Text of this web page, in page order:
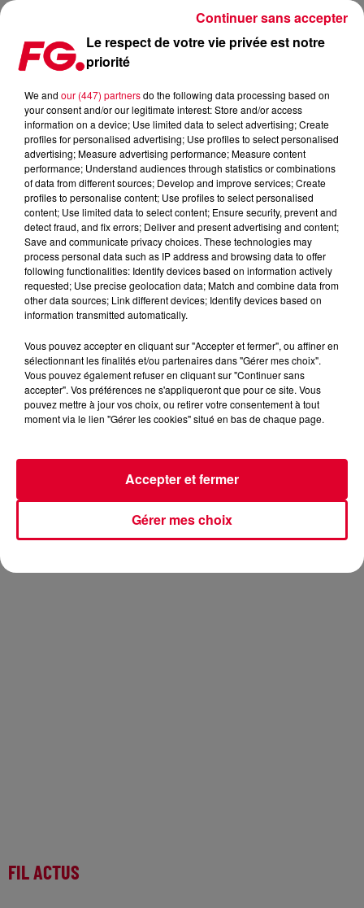
LOST FREQUENCIES REMIXE LE DERNIER MAJOR LAZER !
Publié : 14 septembre 2016 à 10h30 par La rédaction
Hier, on vous dévoilait le nouveau clip deMajor Lazerpour
propose l’un des remixes officiels du titre et il est signéLost
Notre ami belge livre là encore un remix de qualité et
comme toujours, très agréable à écouter…
FIL ACTUS
Le respect de votre vie privée est notre
priorité
We and our (447) partnersdo the following data processing based on
your consent and/or our legitimate interest: Store and/or access
information on a device; Use limited data to select advertising; Create
profiles for personalised advertising; Use profiles to select personalised
advertising; Measure advertising performance; Measure content
performance; Understand audiences through statistics or combinations
of data from different sources; Develop and improve services; Create
profiles to personalise content; Use profiles to select personalised
content; Use limited data to select content; Ensure security, prevent and
detect fraud, and fix errors; Deliver and present advertising and content;
Save and communicate privacy choices. These technologies may
process personal data such as IP address and browsing data to offer
following functionalities: Identify devices based on information actively
requested; Use precise geolocation data; Match and combine data from
other data sources; Link different devices; Identify devices based on
information transmitted automatically.
Vous pouvez accepter en cliquant sur "Accepter et fermer", ou affiner en
sélectionnant les finalités et/ou partenaires dans "Gérer mes choix".
Vous pouvez également refuser en cliquant sur "Continuer sans
accepter". Vos préférences ne s'appliqueront que pour ce site. Vous
pouvez mettre à jour vos choix, ou retirer votre consentement à tout
moment via le lien "Gérer les cookies" situé en bas de chaque page.
Gérer mes choix
Accepter et fermer
Continuer sans accepter